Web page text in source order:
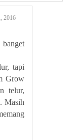
2016
tapi
Grow
telur,
Masih